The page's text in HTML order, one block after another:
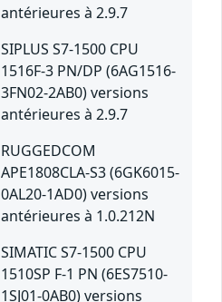
antérieures à 2.9.7
SIPLUS S7-1500 CPU
1516F-3 PN/DP (6AG1516-
3FN02-2AB0) versions
antérieures à 2.9.7
RUGGEDCOM
APE1808CLA-S3 (6GK6015-
0AL20-1AD0) versions
antérieures à 1.0.212N
SIMATIC S7-1500 CPU
1510SP F-1 PN (6ES7510-
1SJ01-0AB0) versions